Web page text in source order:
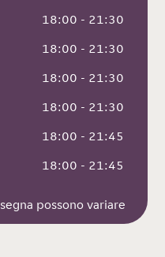
18:00 - 21:30
18:00 - 21:30
18:00 - 21:30
18:00 - 21:30
18:00 - 21:45
18:00 - 21:45
possono variare